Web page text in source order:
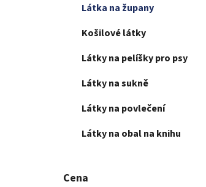
Látka na župany
Košilové látky
Látky na pelíšky pro psy
Látky na sukně
Látky na povlečení
Látky na obal na knihu
Cena